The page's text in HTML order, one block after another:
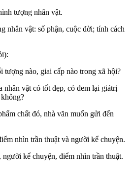
tượng nhân vật.
nhân vật: số phận, cuộc đời; tính cách
tượng nào, giai cấp nào trong xã hội?
nhân vật có tốt đẹp, có đem lại giátrị
chất đó, nhà văn muốn gửi đến
nhìn trần thuật và người kể chuyện.
kể chuyện, điểm nhìn trần thuật.